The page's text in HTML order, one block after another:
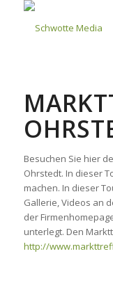
Besuchen Sie hier
Ohrstedt. In dieser
machen. In dieser
Gallerie, Videos an
der
unterlegt. Den
http://